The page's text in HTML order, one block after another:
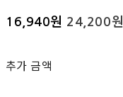
16,940원 24,200원
추가 금액